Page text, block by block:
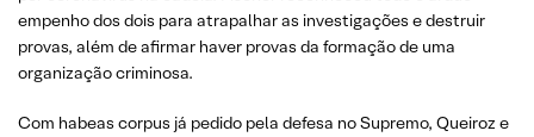
empenho dos dois para atrapalhar as investigações e destruir
provas, além de afirmar haver provas da formação de uma
organização criminosa.
Com habeas corpus já pedido pela defesa no Supremo, Queiroz e